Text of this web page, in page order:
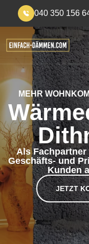
040 350 156
MEHR
Als Fachpartner
Geschäfts- und
Kunden
JETZT